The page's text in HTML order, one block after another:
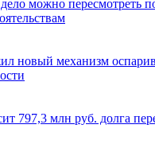
можно пересмотреть
новый механизм
797,3 млн руб. долга